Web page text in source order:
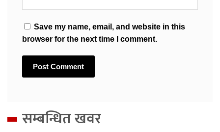
Save my name, email, and website in this
browser for the next time I comment.
सम्बन्धित खवर